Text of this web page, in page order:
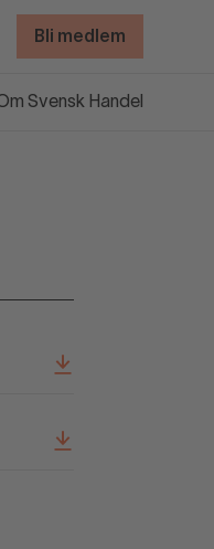
Bli medlem
Svensk Handel